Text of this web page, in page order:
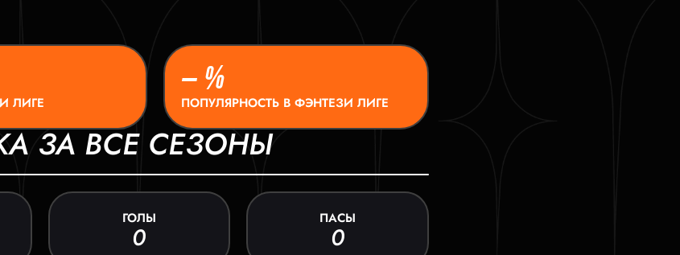
ЛИГЕ
– %
ПОПУЛЯРНОСТЬ В ФЭНТЕЗИ ЛИГЕ
ЗА ВСЕ СЕЗОНЫ
ГОЛЫ
0
ПАСЫ
0